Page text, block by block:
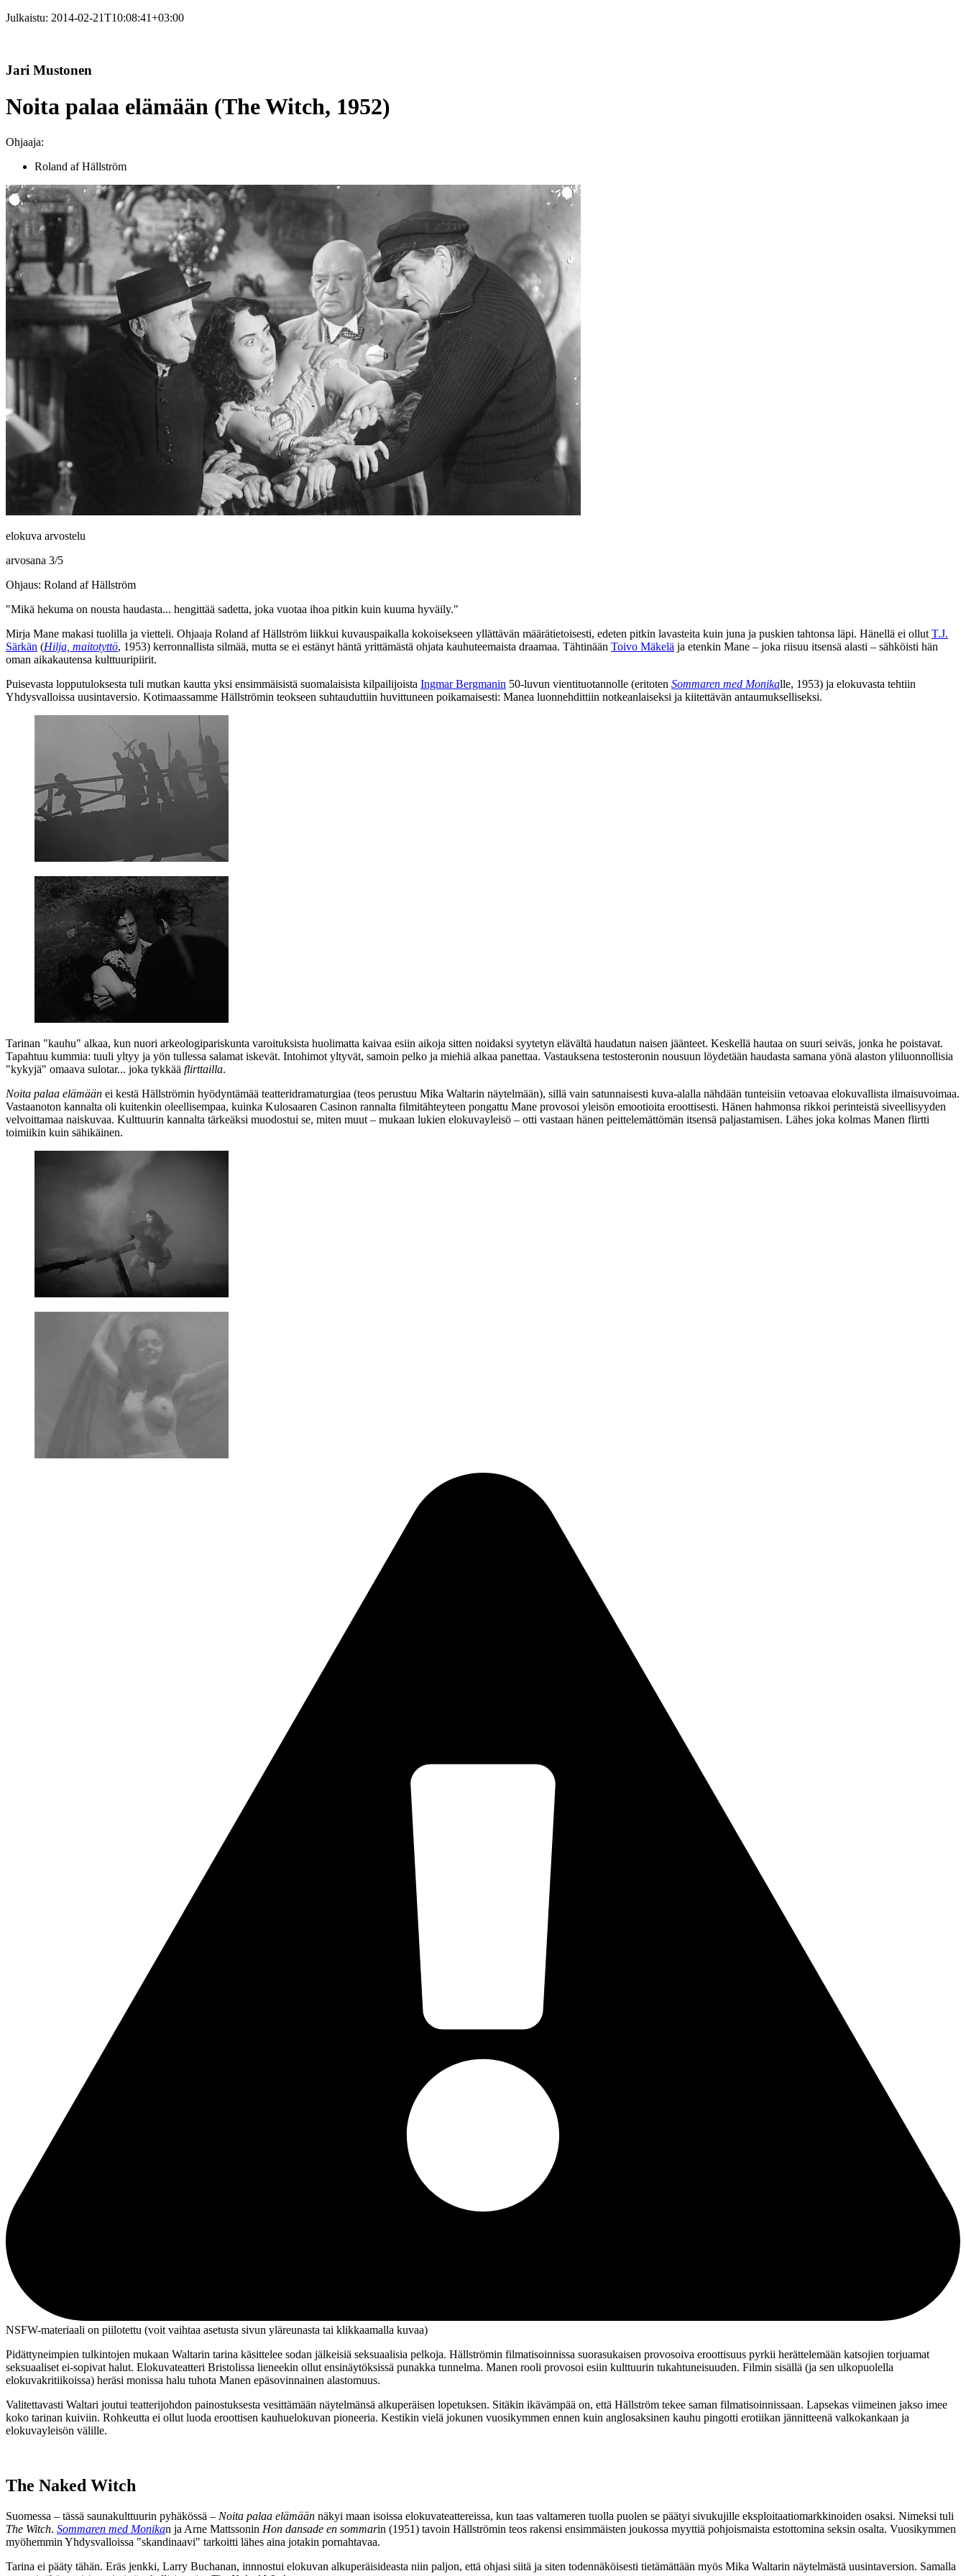
Julkaistu: 2014-02-21T10:08:41+03:00
Jari Mustonen
Noita palaa elämään (The Witch, 1952)
Ohjaaja:
Roland af Hällström
elokuva arvostelu
arvosana 3/5
Ohjaus: Roland af Hällström
"Mikä hekuma on nousta haudasta... hengittää sadetta, joka vuotaa ihoa pitkin kuin kuuma hyväily."
Mirja Mane makasi tuolilla ja vietteli. Ohjaaja Roland af Hällström liikkui kuvauspaikalla kokoisekseen yllättävän määrätietoisesti, edeten pitkin lavasteita kuin juna ja puskien tahtonsa läpi. Hänellä ei ollut T.J.
Särkän (Hilja, maitotyttö, 1953) kerronnallista silmää, mutta se ei estänyt häntä yrittämästä ohjata kauhuteemaista draamaa. Tähtinään Toivo Mäkelä ja etenkin Mane – joka riisuu itsensä alasti – sähköisti hän
oman aikakautensa kulttuuripiirit.
Puisevasta lopputuloksesta tuli mutkan kautta yksi ensimmäisistä suomalaisista kilpailijoista Ingmar Bergmanin 50‑luvun vientituotannolle (eritoten Sommaren med Monikalle, 1953) ja elokuvasta tehtiin
Yhdysvalloissa uusintaversio. Kotimaassamme Hällströmin teokseen suhtauduttiin huvittuneen poikamaisesti: Manea luonnehdittiin notkeanlaiseksi ja kiitettävän antaumukselliseksi.
Tarinan "kauhu" alkaa, kun nuori arkeologipariskunta varoituksista huolimatta kaivaa esiin aikoja sitten noidaksi syytetyn elävältä haudatun naisen jäänteet. Keskellä hautaa on suuri seiväs, jonka he poistavat.
Tapahtuu kummia: tuuli yltyy ja yön tullessa salamat iskevät. Intohimot yltyvät, samoin pelko ja miehiä alkaa panettaa. Vastauksena testosteronin nousuun löydetään haudasta samana yönä alaston yliluonnollisia
"kykyjä" omaava sulotar... joka tykkää flirttailla.
Noita palaa elämään ei kestä Hällströmin hyödyntämää teatteridramaturgiaa (teos perustuu Mika Waltarin näytelmään), sillä vain satunnaisesti kuva-alalla nähdään tunteisiin vetoavaa elokuvallista ilmaisuvoimaa.
Vastaanoton kannalta oli kuitenkin oleellisempaa, kuinka Kulosaaren Casinon rannalta filmitähteyteen pongattu Mane provosoi yleisön emootioita eroottisesti. Hänen hahmonsa rikkoi perinteistä siveellisyyden
velvoittamaa naiskuvaa. Kulttuurin kannalta tärkeäksi muodostui se, miten muut – mukaan lukien elokuvayleisö – otti vastaan hänen peittelemättömän itsensä paljastamisen. Lähes joka kolmas Manen flirtti
toimiikin kuin sähikäinen.
NSFW-materiaali on piilotettu (voit vaihtaa asetusta sivun ylä­reunasta tai klikkaamalla kuvaa)
Pidättyneimpien tulkintojen mukaan Waltarin tarina käsittelee sodan jälkeisiä seksuaalisia pelkoja. Hällströmin filmatisoinnissa suorasukaisen provosoiva eroottisuus pyrkii herättelemään katsojien torjuamat
seksuaaliset ei‑sopivat halut. Elokuvateatteri Bristolissa lieneekin ollut ensinäytöksissä punakka tunnelma. Manen rooli provosoi esiin kulttuurin tukahtuneisuuden. Filmin sisällä (ja sen ulkopuolella
elokuvakritiikoissa) heräsi monissa halu tuhota Manen epäsovinnainen alastomuus.
Valitettavasti Waltari joutui teatterijohdon painostuksesta vesittämään näytelmänsä alkuperäisen lopetuksen. Sitäkin ikävämpää on, että Hällström tekee saman filmatisoinnissaan. Lapsekas viimeinen jakso imee
koko tarinan kuiviin. Rohkeutta ei ollut luoda eroottisen kauhuelokuvan pioneeria. Kestikin vielä jokunen vuosikymmen ennen kuin anglosaksinen kauhu pingotti erotiikan jännitteenä valkokankaan ja
elokuvayleisön välille.
The Naked Witch
Suomessa – tässä saunakulttuurin pyhäkössä – Noita palaa elämään näkyi maan isoissa elokuvateattereissa, kun taas valtameren tuolla puolen se päätyi sivukujille eksploitaatiomarkkinoiden osaksi. Nimeksi tuli
The Witch. Sommaren med Monikan ja Arne Mattssonin Hon dansade en sommarin (1951) tavoin Hällströmin teos rakensi ensimmäisten joukossa myyttiä pohjoismaista estottomina seksin osalta. Vuosikymmen
myöhemmin Yhdysvalloissa "skandinaavi" tarkoitti lähes aina jotakin pornahtavaa.
Tarina ei pääty tähän. Eräs jenkki, Larry Buchanan, innnostui elokuvan alkuperäisideasta niin paljon, että ohjasi siitä ja siten todennäköisesti tietämättään myös Mika Waltarin näytelmästä uusintaversion. Samalla